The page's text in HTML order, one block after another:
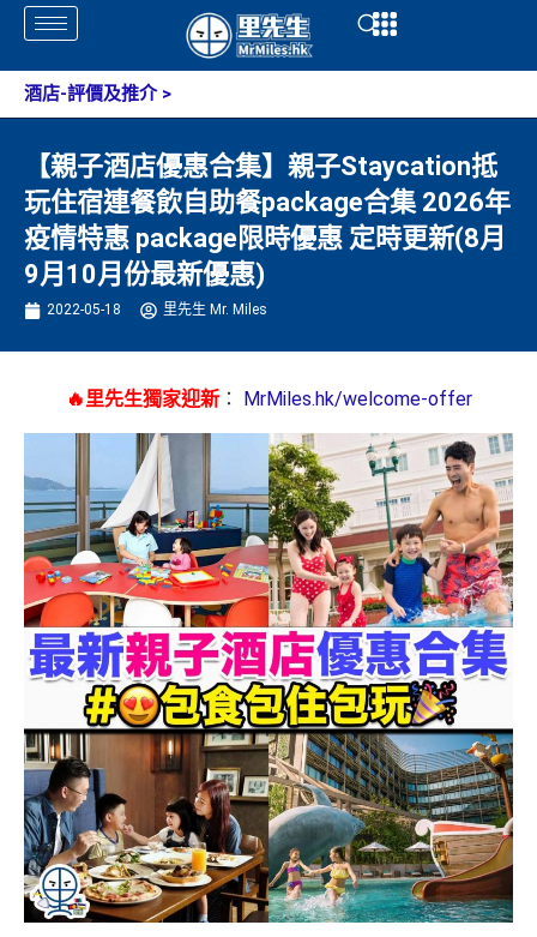
Skip
content
Open
酒店-評價及推介>
【親子酒店優惠合集】親子Staycation抵
玩住宿連餐飲自助餐package合集 2026年
疫情特惠 package限時優惠 定時更新(8月
9月10月份最新優惠)
2022-05-18 里先生 Mr. Miles
🔥里先生獨家迎新： MrMiles.hk/welcome-offer